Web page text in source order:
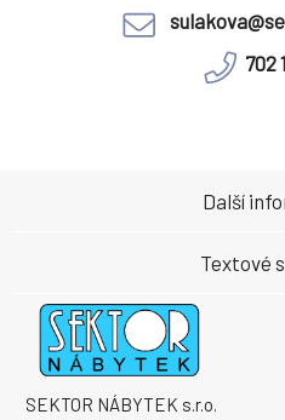
702
SEKTOR NÁBYTEK s.r.o.
Další
Textové